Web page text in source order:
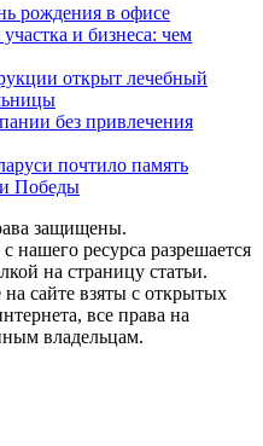
рождения в офисе
и бизнеса: чем
открыт лечебный
без привлечения
почтило память
Победы
защищены.
нашего ресурса разрешается
на страницу статьи.
сайте взяты с открытых
все права на
владельцам.